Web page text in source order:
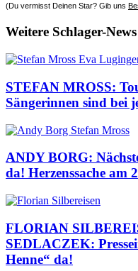
(Du vermisst Deinen Star? Gib uns
Weitere Schlager-News
STEFAN MROSS:
Sängerinnen sind bei
ANDY BORG:
da! Herzenssache am
FLORIAN
SEDLACZEK:
Henne“ da!